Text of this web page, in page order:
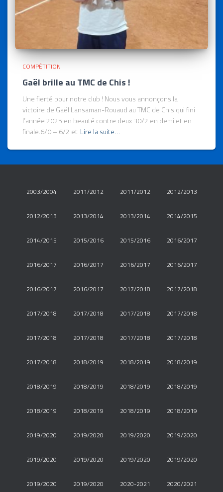
COMPÉTITION
Gaël brille au TMC de Chis !
Une fierté pour notre club ! Nous vous annonçons la
victoire de Gaël Lansaman-Rouaud au TMC de Chis qui fini
l’année 2025 en beauté contre deux 30/2 en demi et en
finale.6/0 – 6/2 et Lire la suite…
2003/2004 2011/2012 2011/2012 2012/2013
2012/2013 2013/2014 2013/2014 2014/2015
2014/2015 2015/2016 2015/2016 2016/2017
2016/2017 2016/2017 2016/2017 2016/2017
2016/2017 2016/2017 2017/2018 2017/2018
2017/2018 2017/2018 2017/2018 2017/2018
2017/2018 2017/2018 2017/2018 2017/2018
2017/2018 2018/2019 2018/2019 2018/2019
2018/2019 2018/2019 2018/2019 2018/2019
2018/2019 2018/2019 2018/2019 2018/2019
2019/2020 2019/2020 2019/2020 2019/2020
2019/2020 2019/2020 2019/2020 2019/2020
2019/2020 2019/2020 2020-2021 2020/2021